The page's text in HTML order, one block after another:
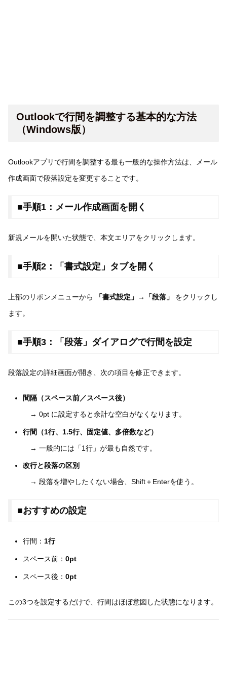
Outlookで行間を調整する基本的な方法
（Windows版）
Outlookアプリで行間を調整する最も一般的な操作方法は、メール
作成画面で段落設定を変更することです。
■手順1：メール作成画面を開く
新規メールを開いた状態で、本文エリアをクリックします。
■手順2：「書式設定」タブを開く
上部のリボンメニューから 「書式設定」→「段落」
をクリックし
ます。
■手順3：「段落」ダイアログで行間を設定
段落設定の詳細画面が開き、次の項目を修正できます。
間隔（スペース前／スペース後）
→ 0pt に設定すると余計な空白がなくなります。
行間（1行、1.5行、固定値、多倍数など）
→ 一般的には「1行」が最も自然です。
改行と段落の区別
→ 段落を増やしたくない場合、Shift＋Enterを使う。
■おすすめの設定
行間： 1行
スペース前： 0pt
スペース後： 0pt
この3つを設定するだけで、行間はほぼ意図した状態になります。